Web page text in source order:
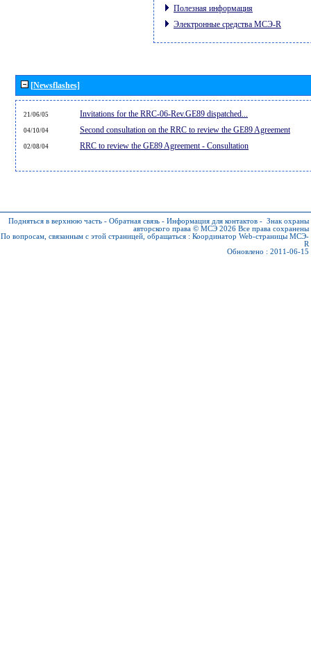
Полезная информация
Электронные средства МСЭ-R
[Newsflashes]
21/06/05 Invitations for the RRC-06-Rev.GE89 dispatched...
04/10/04 Second consultation on the RRC to review the GE89 Agreement
02/08/04 RRC to review the GE89 Agreement - Consultation
Подняться в верхнюю часть - Обратная связь - Информация для контактов - Знак охраны
авторского права © МСЭ 2026 Все права сохранены
По вопросам, связанным с этой страницей, обращаться : Координатор Web-страницы МСЭ-
R
Обновлено : 2011-06-15